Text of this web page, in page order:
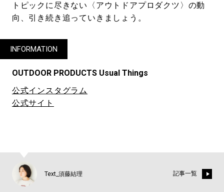
トピックに尽きない〈アウトドアプロダクツ〉の動
向、引き続き追っていきましょう。
INFORMATION
OUTDOOR PRODUCTS Usual Things
公式インスタグラム
公式サイト
Text_須藤結理 記事一覧